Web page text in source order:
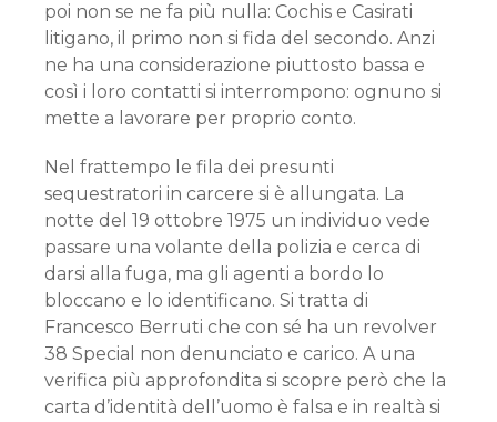
poi non se ne fa più nulla: Cochis e Casirati
litigano, il primo non si fida del secondo. Anzi
ne ha una considerazione piuttosto bassa e
così i loro contatti si interrompono: ognuno si
mette a lavorare per proprio conto.
Nel frattempo le fila dei presunti
sequestratori in carcere si è allungata. La
notte del 19 ottobre 1975 un individuo vede
passare una volante della polizia e cerca di
darsi alla fuga, ma gli agenti a bordo lo
bloccano e lo identificano. Si tratta di
Francesco Berruti che con sé ha un revolver
38 Special non denunciato e carico. A una
verifica più approfondita si scopre però che la
carta d’identità dell’uomo è falsa e in realtà si